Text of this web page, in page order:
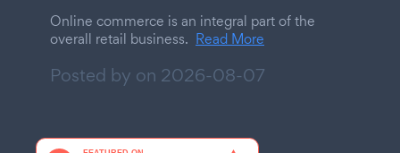
Online commerce is an integral part of the
overall retail business. Read More
Posted by on 2026-08-07